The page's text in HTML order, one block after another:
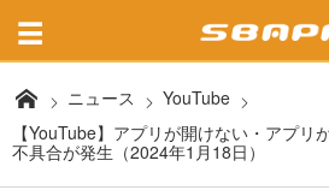
ニュース
YouTube
【YouTube】アプリが開けない・アプリ
不具合が発生（2024年1月18日）